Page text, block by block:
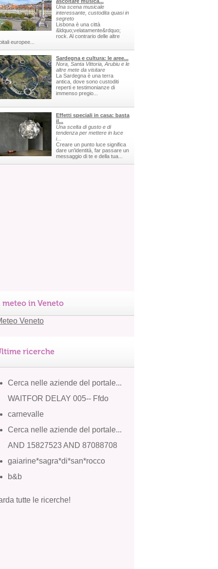
Una scena musicale
interessante, custodita quasi in
segreto
Lisbona è una città
&ldquo;velatamente&rdquo;
rock. Al contrario delle altre
europee...
Sardegna e cultura: le aree...
Nora, Santa Vittoria, Arubiu e le
altre mete da visitare
La Sardegna è una terra
antica, dove sono custoditi
reperti e testimonianze di
immenso pregio...
Effetti speciali in casa: basta
il...
Una scelta di gusto e di
tendenza per mettere in luce
i...
Creare un punto luce significa
dare un'identità, far passare un
messaggio di te e della tua...
meteo in Veneto
ricerche
Cerca nelle aziende del portale...
WAITFOR DELAY 005-- Ffdo
carnevalle
Cerca nelle aziende del portale...
AND 15827523 AND 87088708
gaiarine*sagra*di*san*rocco
b&b
tutte le ricerche!